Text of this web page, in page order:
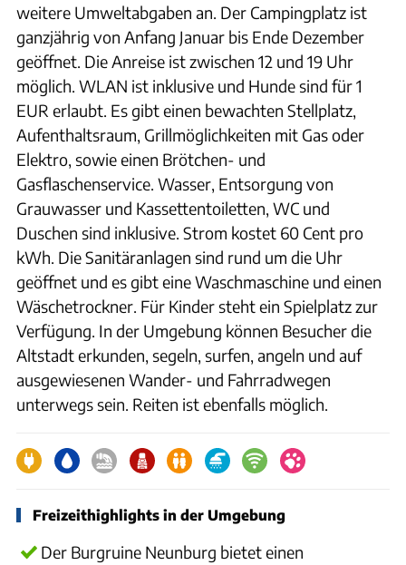
weitere Umweltabgaben an. Der Campingplatz ist
ganzjährig von Anfang Januar bis Ende Dezember
geöffnet. Die Anreise ist zwischen 12 und 19 Uhr
möglich. WLAN ist inklusive und Hunde sind für 1
EUR erlaubt. Es gibt einen bewachten Stellplatz,
Aufenthaltsraum, Grillmöglichkeiten mit Gas oder
Elektro, sowie einen Brötchen- und
Gasflaschenservice. Wasser, Entsorgung von
Grauwasser und Kassettentoiletten, WC und
Duschen sind inklusive. Strom kostet 60 Cent pro
kWh. Die Sanitäranlagen sind rund um die Uhr
geöffnet und es gibt eine Waschmaschine und einen
Wäschetrockner. Für Kinder steht ein Spielplatz zur
Verfügung. In der Umgebung können Besucher die
Altstadt erkunden, segeln, surfen, angeln und auf
ausgewiesenen Wander- und Fahrradwegen
unterwegs sein. Reiten ist ebenfalls möglich.
Freizeithighlights in der Umgebung
Der Burgruine Neunburg bietet einen